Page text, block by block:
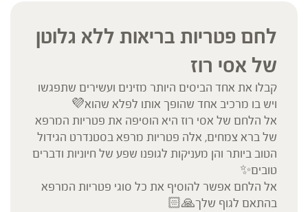
לחם פטריות בריאות ללא גלוטן
של אסי רוז
קבלו את אחד הביסים היותר מזינים ועשירים שתפגשו
ויש בו מרכיב אחד שהופך אותו לפלא שהוא💜
אל הלחם של אסי רוז היא הוסיפה את פטריות המרפא
של ברא צמחים, אלה פטריות מרפא בסטנדרט הגידול
הטוב ביותר והן מעניקות לגופנו שפע של חיוניות ודברים
טובים✨
אל הלחם אפשר להוסיף את כל סוגי פטריות המרפא
בהתאם לגוף שלך🙏🏻